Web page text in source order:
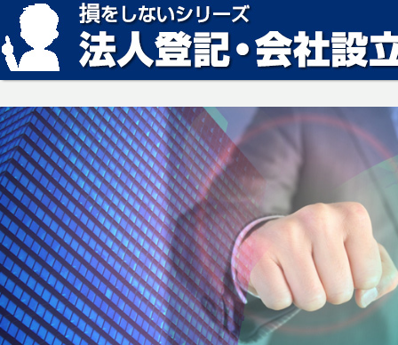
損をしない法人登記・会社設立の方法、見つかります。